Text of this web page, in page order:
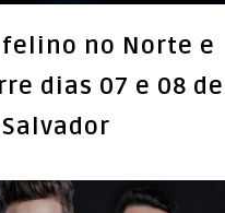
no Norte e
dias 07 e 08 de